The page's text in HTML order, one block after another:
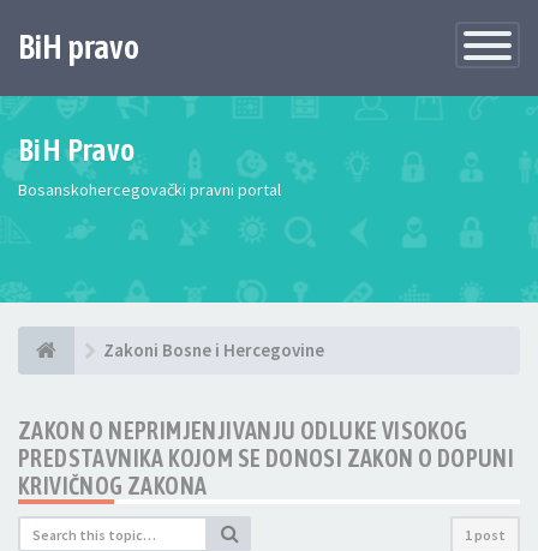
Toggle
BiH pravo
BiH Pravo
Bosanskohercegovački pravni portal
Zakoni Bosne i Hercegovine
ZAKON O NEPRIMJENJIVANJU ODLUKE VISOKOG
PREDSTAVNIKA KOJOM SE DONOSI ZAKON O DOPUNI
KRIVIČNOG ZAKONA
1 post